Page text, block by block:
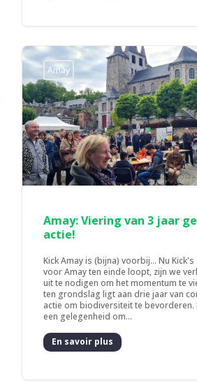
Amay
Amay: Viering van 3 jaar
actie!
Kick Amay is (bijna) voorbij... Nu Kick's
voor Amay ten einde loopt, zijn we
uit te nodigen om het momentum te
ten grondslag ligt aan drie jaar van
actie om biodiversiteit te bevorderen.
een gelegenheid om...
En savoir plus